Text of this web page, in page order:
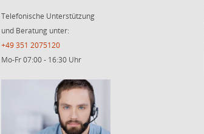
Telefonische Unterstützung
und Beratung unter:
+49 351 2075120
Mo-Fr 07:00 - 16:30 Uhr